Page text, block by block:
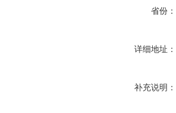
省份：
详细地址：
补充说明：